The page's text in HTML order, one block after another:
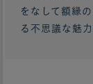
をなして額縁
る不思議な魅